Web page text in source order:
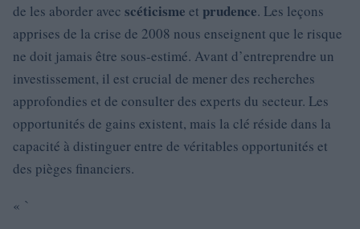
de les aborder avec scéticisme et prudence. Les leçons
apprises de la crise de 2008 nous enseignent que le risque
ne doit jamais être sous-estimé. Avant d’entreprendre un
investissement, il est crucial de mener des recherches
approfondies et de consulter des experts du secteur. Les
opportunités de gains existent, mais la clé réside dans la
capacité à distinguer entre de véritables opportunités et
des pièges financiers.
« `